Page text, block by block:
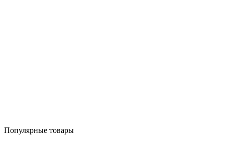
Популярные товары